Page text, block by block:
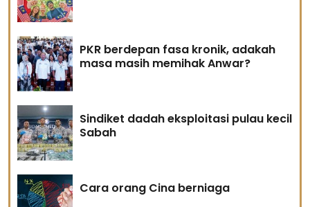
PKR berdepan fasa kronik, adakah
masa masih memihak Anwar?
Sindiket dadah eksploitasi pulau kecil
Sabah
Cara orang Cina berniaga